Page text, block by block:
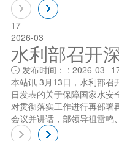
17
2026-03
水利部召开
发布时间： : 2026-03--
本站讯 3月13日，水利部召
日发表的关于保障国家水安
对贯彻落实工作进行再部署
会议并讲话，部领导祖雷鸣